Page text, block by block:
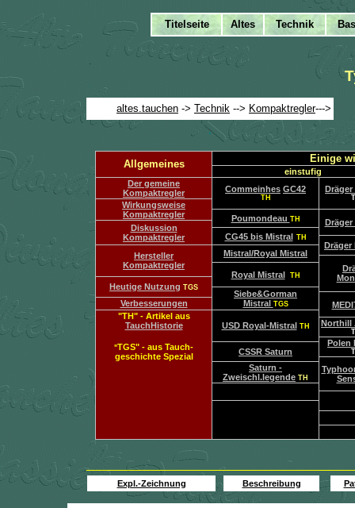
.
.
altes.tauchen -> Technik --> Kompaktregler--->
.
Expl.-Zeichnung Beschreibung